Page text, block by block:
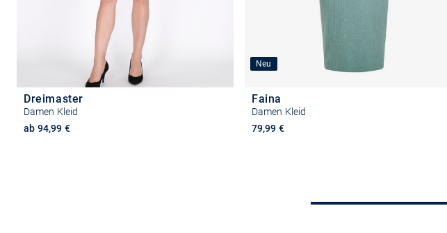
Dreimaster
Damen Kleid
ab 94,99 €
Neu
Faina
Damen Kleid
79,99 €
Größe auswählen